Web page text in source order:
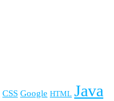
CSS Google HTML Java